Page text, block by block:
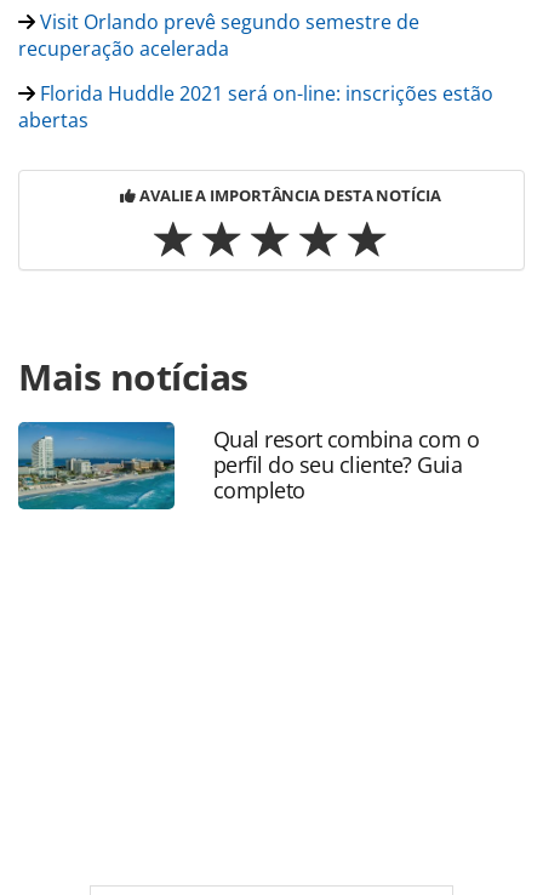
Visit Orlando prevê segundo semestre de
recuperação acelerada
Florida Huddle 2021 será on-line: inscrições estão
abertas
AVALIE A IMPORTÂNCIA DESTA NOTÍCIA
https://www.panrotas.com.br/mercado/destinos/2021/01/
tera-novos-hoteis-atracoes-e-espacos-de-eventos-em-
2021_179271.html ou as ferramentas oferecidas na página.
Todo o conteúdo produzido pela PANROTAS Editora é
protegido pela legislação brasileira sobre direito autoral.
Não reproduza o conteúdo sem autorização da PANROTAS
Mais notícias
Qual resort combina com o
perfil do seu cliente? Guia
completo